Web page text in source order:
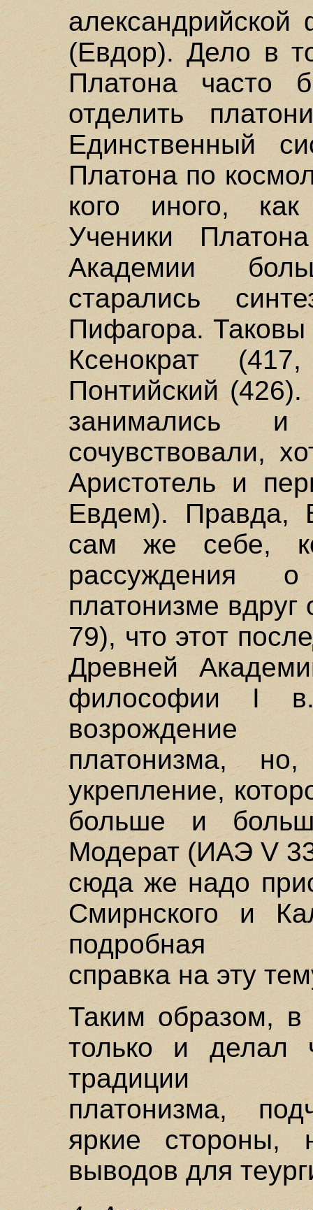
(Евдор). Дело в
Платона часто
отделить
Единственный
Платона по
кого иного,
Ученики
Академии
старались
Пифагора.
Ксенократ
Понтийский
занимались
сочувствовали,
Аристотель и
Евдем). Правда,
сам же себе,
рассуждения о
платонизме вдруг
79), что этот
Древней
философии I
возрождение
платонизма,
укрепление,
больше и
Модерат (ИАЭ V
сюда же надо
Смирнского и
подробная
справка на эту
Таким образом,
только и делал
традиции
платонизма,
яркие стороны,
выводов для